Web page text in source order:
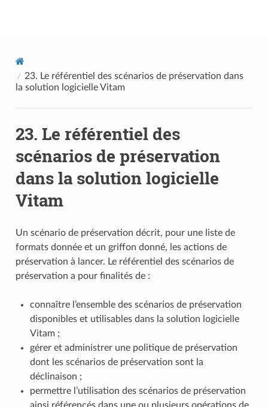
23. Le référentiel des scénarios de préservation dans
la solution logicielle Vitam
23. Le référentiel des
scénarios de préservation
dans la solution logicielle
Vitam
Un scénario de préservation décrit, pour une liste de
formats donnée et un griffon donné, les actions de
préservation à lancer. Le référentiel des scénarios de
préservation a pour finalités de :
connaître l’ensemble des scénarios de préservation
disponibles et utilisables dans la solution logicielle
Vitam ;
gérer et administrer une politique de préservation
dont les scénarios de préservation sont la
déclinaison ;
permettre l’utilisation des scénarios de préservation